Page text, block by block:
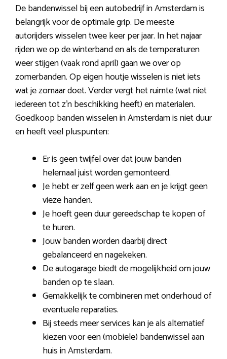
De bandenwissel bij een autobedrijf in Amsterdam is
belangrijk voor de optimale grip. De meeste
autorijders wisselen twee keer per jaar. In het najaar
rijden we op de winterband en als de temperaturen
weer stijgen (vaak rond april) gaan we over op
zomerbanden. Op eigen houtje wisselen is niet iets
wat je zomaar doet. Verder vergt het ruimte (wat niet
iedereen tot z’n beschikking heeft) en materialen.
Goedkoop banden wisselen in Amsterdam is niet duur
en heeft veel pluspunten:
Er is geen twijfel over dat jouw banden
helemaal juist worden gemonteerd.
Je hebt er zelf geen werk aan en je krijgt geen
vieze handen.
Je hoeft geen duur gereedschap te kopen of
te huren.
Jouw banden worden daarbij direct
gebalanceerd en nagekeken.
De autogarage biedt de mogelijkheid om jouw
banden op te slaan.
Gemakkelijk te combineren met onderhoud of
eventuele reparaties.
Bij steeds meer services kan je als alternatief
kiezen voor een (mobiele) bandenwissel aan
huis in Amsterdam.